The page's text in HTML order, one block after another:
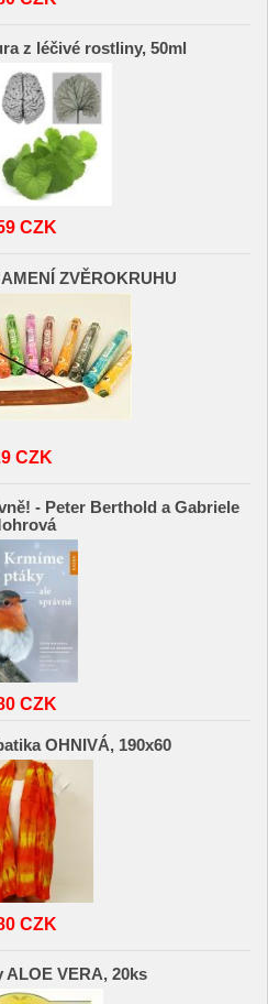
z léčivé rostliny, 50ml
CZK
ZVĚROKRUHU
CZK
- Peter Berthold a Gabriele
CZK
OHNIVÁ, 190x60
CZK
ALOE VERA, 20ks